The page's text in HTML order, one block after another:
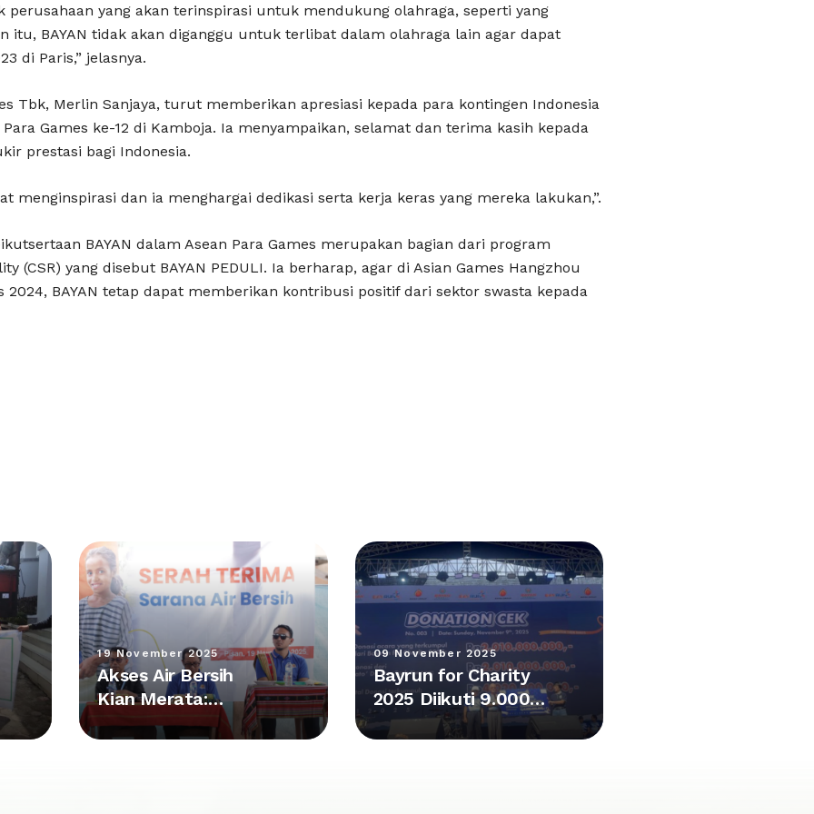
perusahaan yang akan terinspirasi untuk mendukung olahraga, seperti yang
itu, BAYAN tidak akan diganggu untuk terlibat dalam olahraga lain agar dapat
di Paris,” jelasnya.
Tbk, Merlin Sanjaya, turut memberikan apresiasi kepada para kontingen Indonesia
Games ke-12 di Kamboja. Ia menyampaikan, selamat dan terima kasih kepada
prestasi bagi Indonesia.
menginspirasi dan ia menghargai dedikasi serta kerja keras yang mereka lakukan,”.
BAYAN dalam Asean Para Games merupakan bagian dari program
(CSR) yang disebut BAYAN PEDULI. Ia berharap, agar di Asian Games Hangzhou
2024, BAYAN tetap dapat memberikan kontribusi positif dari sektor swasta kepada
19 November 2025
Akses Air Bersih
Kian Merata:
Kolaborasi Plan
Indonesia dan
09 November 2025
Bayrun for Charity
2025 Diikuti 9.000
Peserta,
Kumpulkan Donasi